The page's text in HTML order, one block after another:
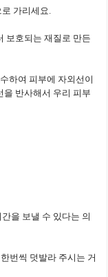
가리세요.
보호되는 재질로 만든
하여 피부에 자외선이
을 반사해서 우리 피부
을 보낼 수 있다는 의
번씩 덧발라 주시는 거